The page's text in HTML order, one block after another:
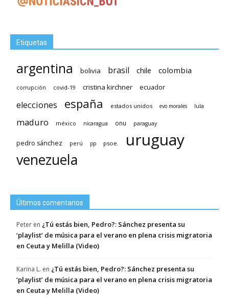
Etiquetas
argentina bolivia brasil chile colombia
corrupción covid-19 cristina kirchner ecuador
elecciones españa estados unidos evo morales lula
maduro méxico nicaragua onu paraguay
pedro sánchez perú pp psoe. uruguay
venezuela
Últimos comentarios
Peter en ¿Tú estás bien, Pedro?: Sánchez presenta su
‘playlist’ de música para el verano en plena crisis migratoria
en Ceuta y Melilla (Video)
Karina L. en ¿Tú estás bien, Pedro?: Sánchez presenta su
‘playlist’ de música para el verano en plena crisis migratoria
en Ceuta y Melilla (Video)